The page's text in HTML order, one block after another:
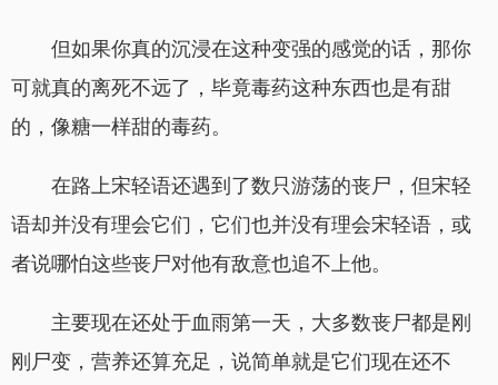
但如果你真的沉浸在这种变强的感觉的话，那你
可就真的离死不远了，毕竟毒药这种东西也是有甜
的，像糖一样甜的毒药。
在路上宋轻语还遇到了数只游荡的丧尸，但宋轻
语却并没有理会它们，它们也并没有理会宋轻语，或
者说哪怕这些丧尸对他有敌意也追不上他。
主要现在还处于血雨第一天，大多数丧尸都是刚
刚尸变，营养还算充足，说简单就是它们现在还不